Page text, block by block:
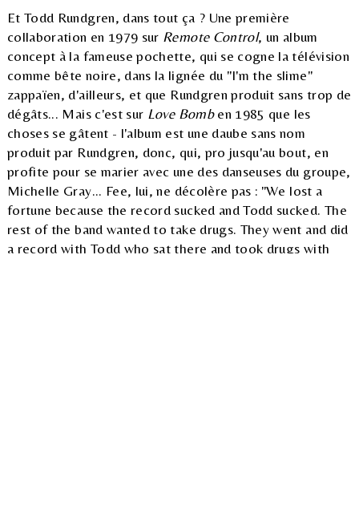
Et Todd Rundgren, dans tout ça ? Une première
collaboration en 1979 sur Remote Control, un album
concept à la fameuse pochette, qui se cogne la télévision
comme bête noire, dans la lignée du "I'm the slime"
zappaïen, d'ailleurs, et que Rundgren produit sans trop de
dégâts... Mais c'est sur Love Bomben 1985 que les
choses se gâtent - l'album est une daube sans nom
produit par Rundgren, donc, qui, pro jusqu'au bout, en
profite pour se marier avec une des danseuses du groupe,
Michelle Gray... Fee, lui, ne décolère pas : "We lost a
fortune because the record sucked and Todd sucked. The
rest of the band wanted to take drugs. They went and did
a record with Todd who sat there and took drugs with